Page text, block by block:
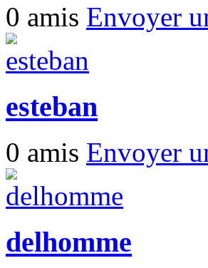
0 amis Envoyer
esteban
0 amis Envoyer
delhomme